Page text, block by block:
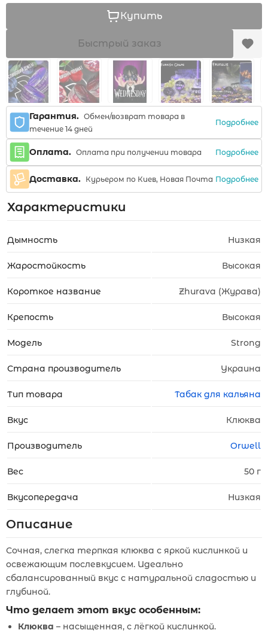
Купить
Быстрый заказ
Гарантия. Обмен/возврат товара в
течение 14 дней
Подробнее
Оплата. Оплата при получении товара Подробнее
Доставка. Курьером по Киев, Новая Почта Подробнее
Характеристики
Дымность Низкая
Жаростойкость Высокая
Короткое название Zhurava (Журава)
Крепость Высокая
Модель Strong
Страна производитель Украина
Тип товара Табак для кальяна
Вкус Клюква
Производитель Orwell
Вес 50 г
Вкусопередача Низкая
Описание
Сочная, слегка терпкая клюква с яркой кислинкой и
освежающим послевкусием. Идеально
сбалансированный вкус с натуральной сладостью и
глубиной.
Что делает этот вкус особенным:
Клюква – насыщенная, с лёгкой кислинкой.